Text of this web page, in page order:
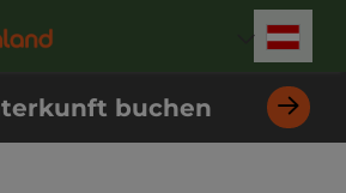
Bedienung der Website
buchen